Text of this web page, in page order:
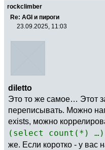
rockclimber
Re: AGI и пироги
23.09.2025, 11:03
diletto
Это то же самое… Этот
переписывать. Можно
exists, можно
(select count(*)
же. Если коротко - у вас